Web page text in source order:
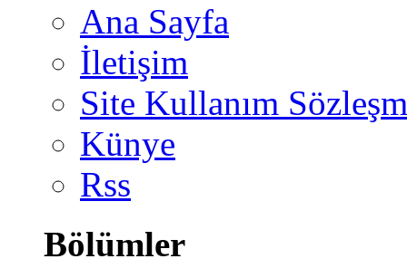
Ana Sayfa
İletişim
Site Kullanım
Künye
Rss
Bölümler